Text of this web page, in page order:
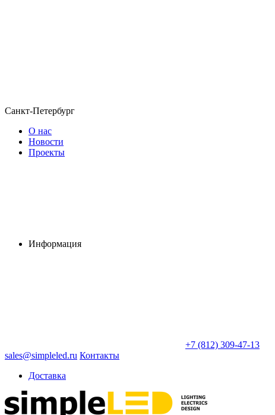
Санкт-Петербург
О нас
Новости
Проекты
Информация
+7 (812) 309-47-13
sales@simpleled.ru Контакты
Доставка